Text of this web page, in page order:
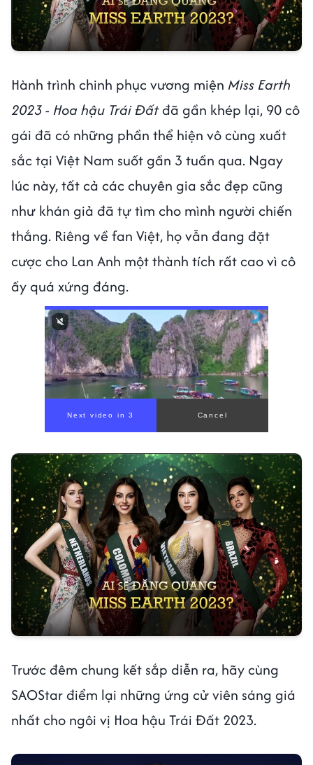
Hành trình chinh phục vương miện Miss Earth
2023 - Hoa hậu Trái Đấtđã gần khép lại, 90 cô
gái đã có những phần thể hiện vô cùng xuất
sắc tại Việt Nam suốt gần 3 tuần qua. Ngay
lúc này, tất cả các chuyên gia sắc đẹp cũng
như khán giả đã tự tìm cho mình người chiến
thắng. Riêng về fan Việt, họ vẫn đang đặt
cược cho Lan Anh một thành tích rất cao vì cô
ấy quá xứng đáng.
Trước đêm chung kết sắp diễn ra, hãy cùng
SAOStar điểm lại những ứng cử viên sáng giá
nhất cho ngôi vị Hoa hậu Trái Đất 2023.